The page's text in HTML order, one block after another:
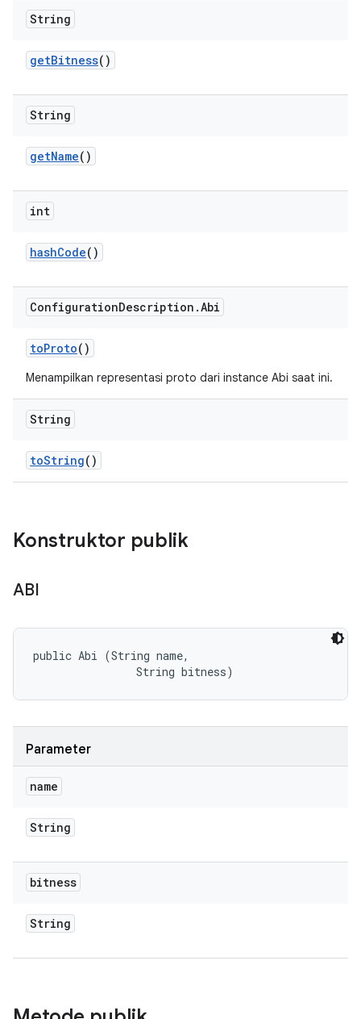
String
getBitness()
String
getName()
int
hashCode()
ConfigurationDescription .Abi
toProto()
Menampilkan representasi proto dari instance Abi saat ini.
String
toString()
Konstruktor publik
ABI
public Abi (String name,
                String bitness)
Parameter
name
String
bitness
String